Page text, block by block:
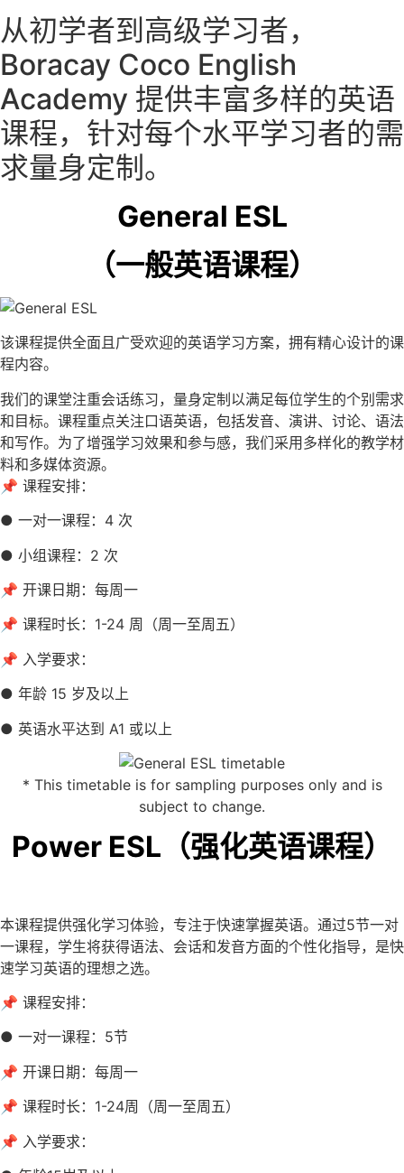
从初学者到高级学习者，
Boracay Coco English
Academy 提供丰富多样的英语
课程，针对每个水平学习者的需
求量身定制。
General ESL
（一般英语课程）
该课程提供全面且广受欢迎的英语学习方案，拥有精心设计的课
程内容。
我们的课堂注重会话练习，量身定制以满足每位学生的个别需求
和目标。课程重点关注口语英语，包括发音、演讲、讨论、语法
和写作。为了增强学习效果和参与感，我们采用多样化的教学材
料和多媒体资源。
📌 课程安排：
● 一对一课程：4 次
● 小组课程：2 次
📌 开课日期：每周一
📌 课程时长：1-24 周（周一至周五）
📌 入学要求：
● 年龄 15 岁及以上
● 英语水平达到 A1 或以上
* This timetable is for sampling purposes only and is
subject to change.
Power ESL（强化英语课程）
本课程提供强化学习体验，专注于快速掌握英语。通过5节一对
一课程，学生将获得语法、会话和发音方面的个性化指导，是快
速学习英语的理想之选。
📌 课程安排：
● 一对一课程：5节
📌 开课日期：每周一
📌 课程时长：1-24周（周一至周五）
📌 入学要求：